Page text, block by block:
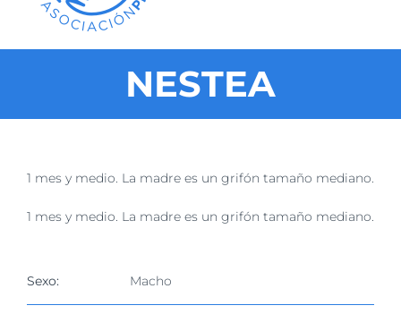
NESTEA
Ver
más
1 mes y medio. La madre es un grifón tamaño mediano.
1 mes y medio. La madre es un grifón tamaño mediano.
Sexo: Macho